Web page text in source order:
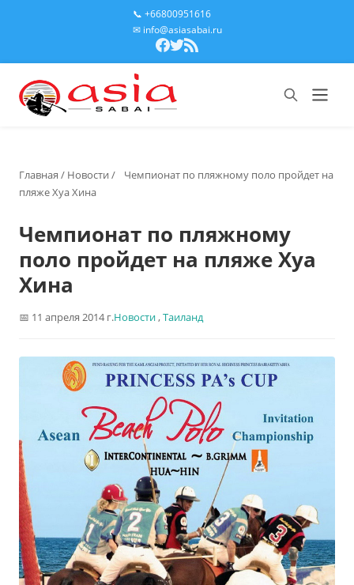
📞 +66800951616
✉ info@asiasabai.ru
Главная / Новости /
Чемпионат по пляжному поло пройдет на
пляже Хуа Хина
Чемпионат по пляжному
поло пройдет на пляже Хуа
Хина
11 апреля 2014 г.Новости,Таиланд